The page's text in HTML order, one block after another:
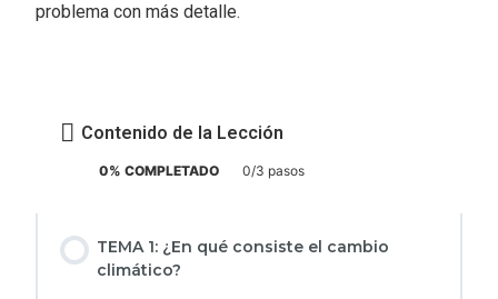
problema con más detalle.
Contenido de la Lección
0% COMPLETADO 0/3 pasos
TEMA 1: ¿En qué consiste el cambio
climático?